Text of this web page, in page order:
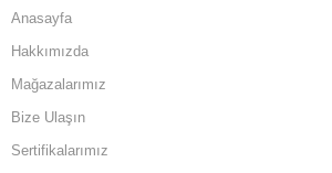
Anasayfa
Hakkımızda
Mağazalarımız
Bize Ulaşın
Sertifikalarımız